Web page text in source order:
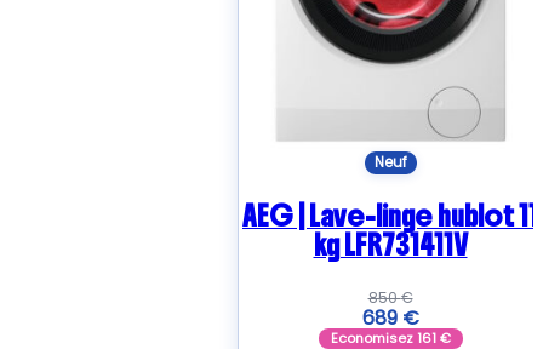
Neuf
AEG | Lave-linge hublot 11
kg LFR731411V
850€
689 €
Economisez161€